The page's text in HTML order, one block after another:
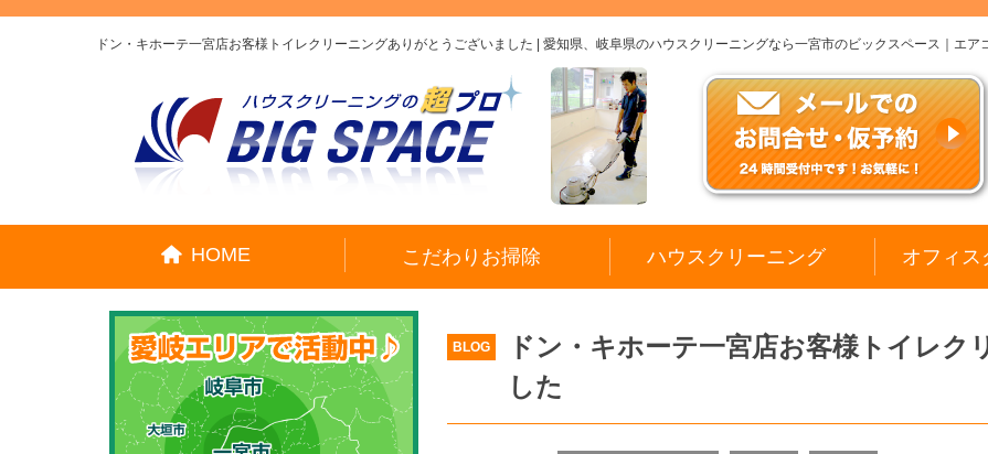
ドン・キホーテ一宮店お客様トイレクリーニングありがとうございました | 愛知県、岐阜県のハウスクリーニングなら一宮市のビックスペース｜エ
HOME こだわりお掃除 ハウスクリーニング オフィス
ドン・キホーテ一宮店お客様トイレク
した
BLOG